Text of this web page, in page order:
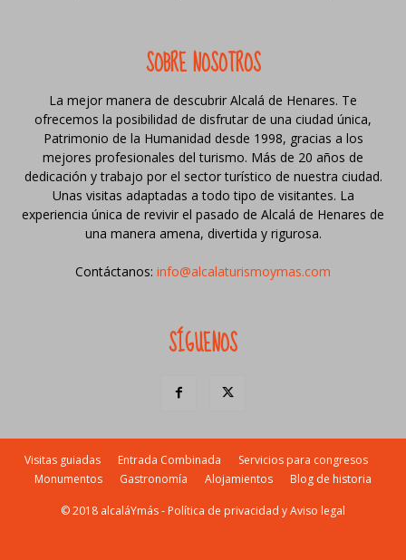
SOBRE NOSOTROS
La mejor manera de descubrir Alcalá de Henares. Te
ofrecemos la posibilidad de disfrutar de una ciudad única,
Patrimonio de la Humanidad desde 1998, gracias a los
mejores profesionales del turismo. Más de 20 años de
dedicación y trabajo por el sector turístico de nuestra ciudad.
Unas visitas adaptadas a todo tipo de visitantes. La
experiencia única de revivir el pasado de Alcalá de Henares de
una manera amena, divertida y rigurosa.
Contáctanos: info@alcalaturismoymas.com
SÍGUENOS
Visitas guiadas Entrada Combinada
Servicios para congresos
Monumentos
Gastronomía Alojamientos Blog de historia
© 2018 alcaláYmás - Política de privacidad y Aviso legal